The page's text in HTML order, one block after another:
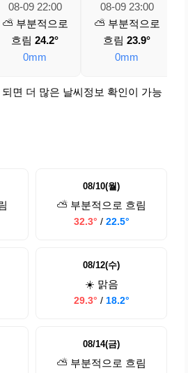
08-09 22:00
⛅ 부분적으로
흐림 24.2°
0mm
08-09 23:00
⛅ 부분적으로
흐림 23.9°
0mm
면 더 많은 날씨정보 확인이 가능
08/10(월)
⛅ 부분적으로 흐림
32.3° / 22.5°
08/12(수)
☀️ 맑음
29.3° / 18.2°
08/14(금)
⛅ 부분적으로 흐림